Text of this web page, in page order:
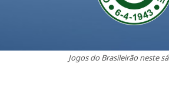
Jogos do Brasileirão neste